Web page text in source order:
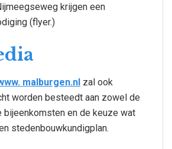
krijgen een
(flyer.)
malburgen.nl zal ook
worden besteedt aan zowel de
bijeenkomsten en de keuze wat
stedenbouwkundigplan.